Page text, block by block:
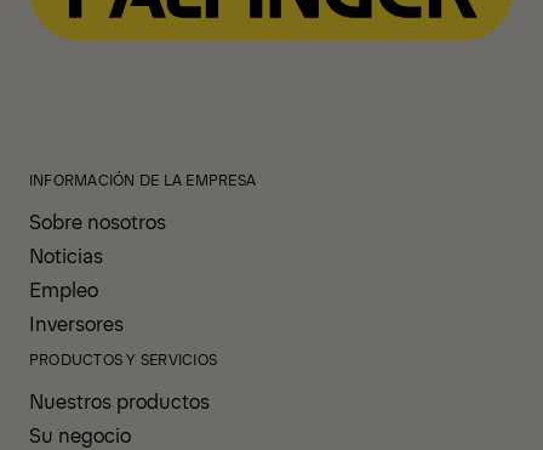
INFORMACIÓN DE LA EMPRESA
Sobre nosotros
Noticias
Empleo
Inversores
PRODUCTOS Y SERVICIOS
Nuestros productos
Su negocio